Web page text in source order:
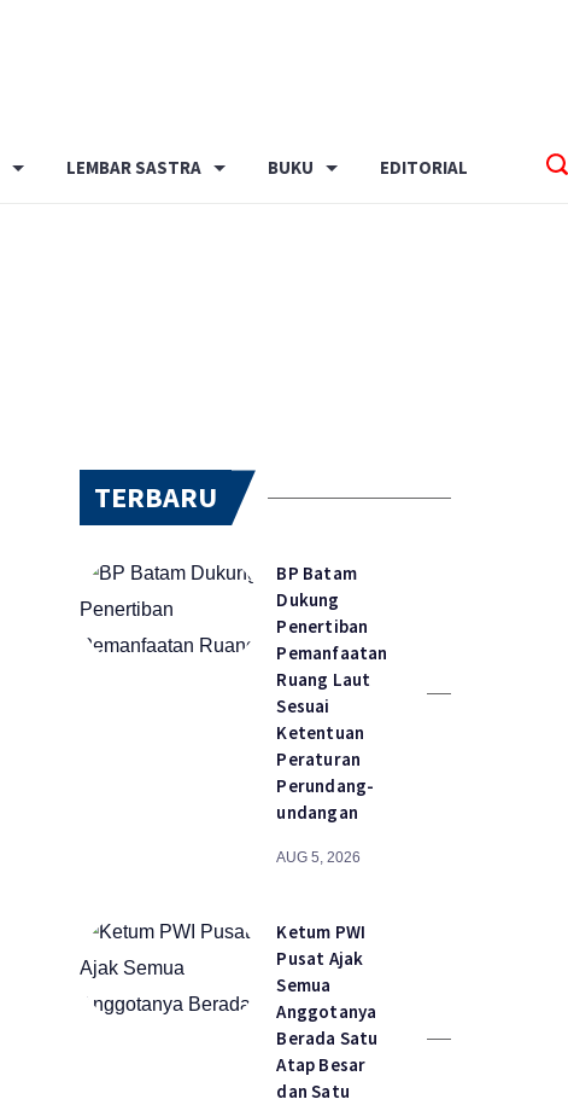
LEMBAR SASTRA BUKU EDITORIAL
TERBARU
BP Batam
Dukung
Penertiban
Pemanfaatan
Ruang Laut
Sesuai
Ketentuan
Peraturan
Perundang-
undangan
AUG 5, 2026
Ketum PWI
Pusat Ajak
Semua
Anggotanya
Berada Satu
Atap Besar
dan Satu